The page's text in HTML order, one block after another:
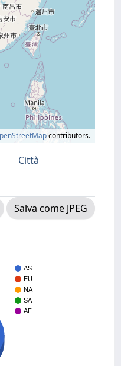
contributors.
Città
Salva come JPEG
AS
EU
NA
SA
AF